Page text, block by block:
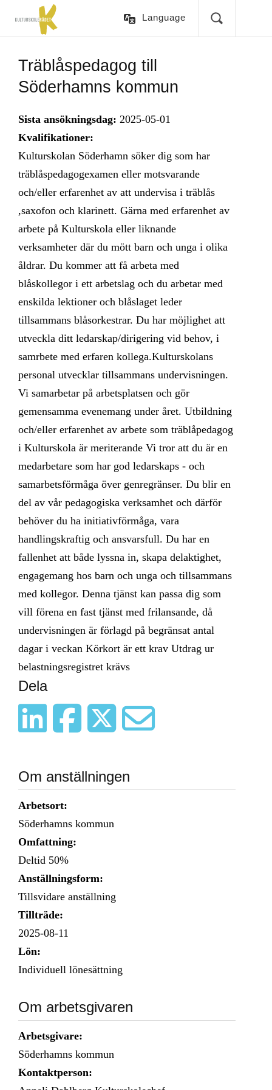
Language
Träblåspedagog till
Söderhamns kommun
Sista ansökningsdag: 2025-05-01
Kvalifikationer:
Kulturskolan Söderhamn söker dig som har
träblåspedagogexamen eller motsvarande
och/eller erfarenhet av att undervisa i träblås
,saxofon och klarinett. Gärna med erfarenhet av
arbete på Kulturskola eller liknande
verksamheter där du mött barn och unga i olika
åldrar. Du kommer att få arbeta med
blåskollegor i ett arbetslag och du arbetar med
enskilda lektioner och blåslaget leder
tillsammans blåsorkestrar. Du har möjlighet att
utveckla ditt ledarskap/dirigering vid behov, i
samrbete med erfaren kollega.Kulturskolans
personal utvecklar tillsammans undervisningen.
Vi samarbetar på arbetsplatsen och gör
gemensamma evenemang under året. Utbildning
och/eller erfarenhet av arbete som träblåpedagog
i Kulturskola är meriterande Vi tror att du är en
medarbetare som har god ledarskaps - och
samarbetsförmåga över genregränser. Du blir en
del av vår pedagogiska verksamhet och därför
behöver du ha initiativförmåga, vara
handlingskraftig och ansvarsfull. Du har en
fallenhet att både lyssna in, skapa delaktighet,
engagemang hos barn och unga och tillsammans
med kollegor. Denna tjänst kan passa dig som
vill förena en fast tjänst med frilansande, då
undervisningen är förlagd på begränsat antal
dagar i veckan Körkort är ett krav Utdrag ur
belastningsregistret krävs
Dela
Om anställningen
Arbetsort:
Söderhamns kommun
Omfattning:
Deltid 50%
Anställningsform:
Tillsvidare anställning
Tillträde:
2025-08-11
Lön:
Individuell lönesättning
Om arbetsgivaren
Arbetsgivare:
Söderhamns kommun
Kontaktperson: